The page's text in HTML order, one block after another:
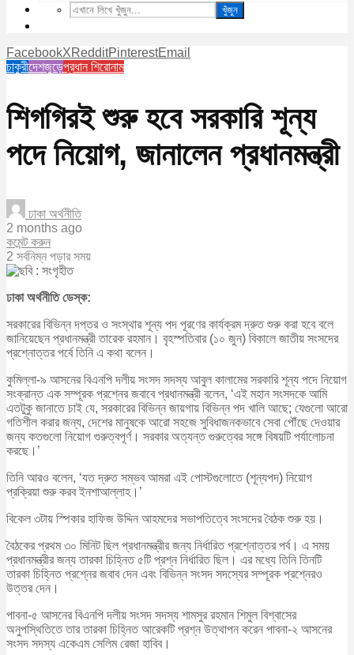
খুঁজুন
FacebookXRedditPinterestEmail
চাকুরীদেশজুড়েপ্রধান শিরোনাম
শিগগিরই শুরু হবে সরকারি শূন্য
পদে নিয়োগ, জানালেন প্রধানমন্ত্রী
ঢাকা অর্থনীতি
2 months ago
কমেন্ট করুন
2 সর্বনিম্ন পড়ার সময়
ঢাকা অর্থনীতি ডেস্ক:
সরকারের বিভিন্ন দপ্তর ও সংস্থার শূন্য পদ পূরণের কার্যক্রম দ্রুত শুরু করা হবে বলে
জানিয়েছেন প্রধানমন্ত্রী তারেক রহমান। বৃহস্পতিবার (১০ জুন) বিকালে জাতীয় সংসদের
প্রশ্নোত্তর পর্বে তিনি এ কথা বলেন।
কুমিল্লা-৯ আসনের বিএনপি দলীয় সংসদ সদস্য আবুল কালামের সরকারি শূন্য পদে নিয়োগ
সংক্রান্ত এক সম্পূরক প্রশ্নের জবাবে প্রধানমন্ত্রী বলেন, ‘এই মহান সংসদকে আমি
এতটুকু জানাতে চাই যে, সরকারের বিভিন্ন জায়গায় বিভিন্ন পদ খালি আছে; যেগুলো আরো
গতিশীল করার জন্য, দেশের মানুষকে আরো সহজে সুবিধাজনকভাবে সেবা পৌঁছে দেওয়ার
জন্য কতগুলো নিয়োগ গুরুত্বপূর্ণ। সরকার অত্যন্ত গুরুত্বের সঙ্গে বিষয়টি পর্যালোচনা
করছে।’
তিনি আরও বলেন, ‘যত দ্রুত সম্ভব আমরা এই পোস্টগুলোতে (শূন্যপদ) নিয়োগ
প্রক্রিয়া শুরু করব ইনশাআল্লাহ।’
বিকেল ৩টায় স্পিকার হাফিজ উদ্দিন আহমদের সভাপতিত্বে সংসদের বৈঠক শুরু হয়।
বৈঠকের প্রথম ৩০ মিনিট ছিল প্রধানমন্ত্রীর জন্য নির্ধারিত প্রশ্নোত্তর পর্ব। এ সময়
প্রধানমন্ত্রীর জন্য তারকা চিহ্নিত ৫টি প্রশ্ন নির্ধারিত ছিল। এর মধ্যে তিনি তিনটি
তারকা চিহ্নিত প্রশ্নের জবাব দেন এবং বিভিন্ন সংসদ সদস্যের সম্পূরক প্রশ্নেরও
উত্তর দেন।
পাবনা-৫ আসনের বিএনপি দলীয় সংসদ সদস্য শামসুর রহমান শিমুল বিশ্বাসের
অনুপস্থিতিতে তার তারকা চিহ্নিত আরেকটি প্রশ্ন উত্থাপন করেন পাবনা-২ আসনের
সংসদ সদস্য একেএম সেলিম রেজা হাবিব।